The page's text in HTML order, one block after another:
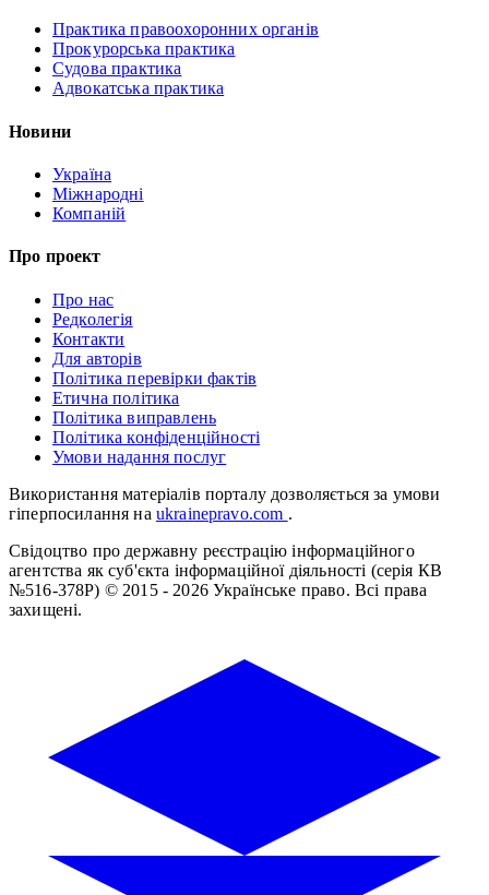
Практика правоохоронних органів
Прокурорська практика
Судова практика
Адвокатська практика
Новини
Україна
Міжнародні
Компаній
Про проект
Про нас
Редколегія
Контакти
Для авторів
Політика перевірки фактів
Етична політика
Політика виправлень
Політика конфіденційності
Умови надання послуг
Використання матеріалів порталу дозволяється за умови
гіперпосилання на ukrainepravo.com .
Свідоцтво про державну реєстрацію інформаційного
агентства як суб'єкта інформаційної діяльності (серія КВ
№516-378Р) © 2015 - 2026 Українське право. Всі права
захищені.